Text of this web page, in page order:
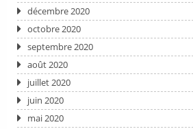
décembre 2020
octobre 2020
septembre 2020
août 2020
juillet 2020
juin 2020
mai 2020